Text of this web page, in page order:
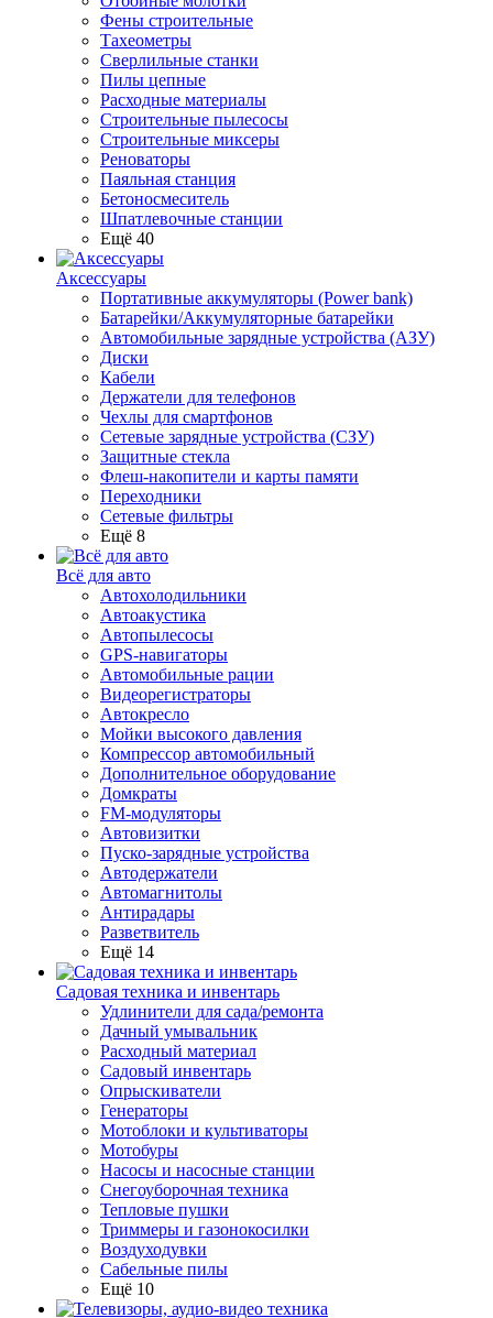
Фены строительные
Тахеометры
Сверлильные станки
Пилы цепные
Расходные материалы
Строительные пылесосы
Строительные миксеры
Реноваторы
Паяльная станция
Бетоносмеситель
Шпатлевочные станции
Ещё 40
Аксессуары
Портативные аккумуляторы (Power bank)
Батарейки/Аккумуляторные батарейки
Автомобильные зарядные устройства (АЗУ)
Диски
Кабели
Держатели для телефонов
Чехлы для смартфонов
Сетевые зарядные устройства (СЗУ)
Защитные стекла
Флеш-накопители и карты памяти
Переходники
Сетевые фильтры
Ещё 8
Всё для авто
Автохолодильники
Автоакустика
Автопылесосы
GPS-навигаторы
Автомобильные рации
Видеорегистраторы
Автокресло
Мойки высокого давления
Компрессор автомобильный
Дополнительное оборудование
Домкраты
FM-модуляторы
Автовизитки
Пуско-зарядные устройства
Автодержатели
Автомагнитолы
Антирадары
Разветвитель
Ещё 14
Садовая техника и инвентарь
Удлинители для сада/ремонта
Дачный умывальник
Расходный материал
Садовый инвентарь
Опрыскиватели
Генераторы
Мотоблоки и культиваторы
Мотобуры
Насосы и насосные станции
Снегоуборочная техника
Тепловые пушки
Триммеры и газонокосилки
Воздуходувки
Сабельные пилы
Ещё 10